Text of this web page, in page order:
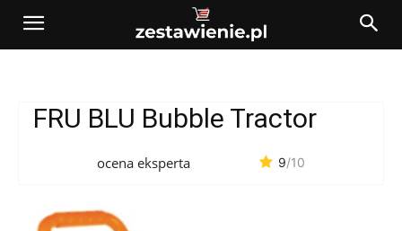
FRU BLU Bubble Tractor
ocena eksperta 9/10